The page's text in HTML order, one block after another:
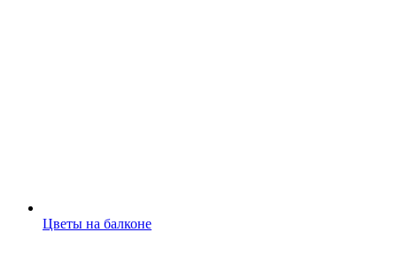
Цветы на балконе